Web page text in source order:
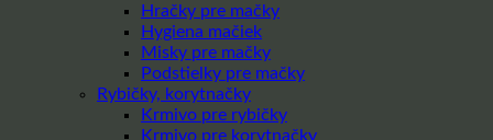
Hračky pre mačky
Hygiena mačiek
Misky pre mačky
Podstielky pre mačky
Rybičky, korytnačky
Krmivo pre rybičky
Krmivo pre korytnačky